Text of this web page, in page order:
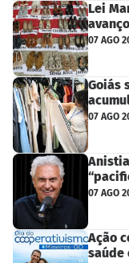
Lei
07 AGO
Goiás
07 AGO
07 AGO
Ação
saúde